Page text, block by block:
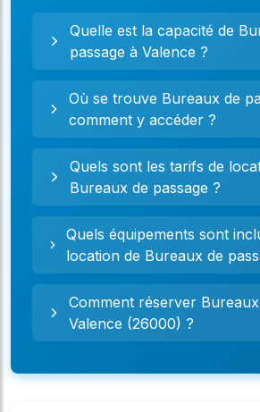
Quelle est la capacité de
passage à Valence ?
Où se trouve Bureaux de
comment y accéder ?
Quels sont les tarifs de
Bureaux de passage ?
Quels équipements sont
location de Bureaux de
Comment réserver
Valence (26000) ?